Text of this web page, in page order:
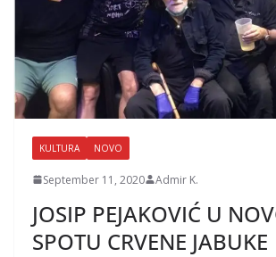
KULTURA NOVO
September 11, 2020 Admir K.
JOSIP PEJAKOVIĆ U
SPOTU CRVENE JABUKE